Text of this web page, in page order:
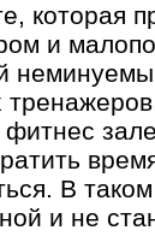
которая
и
фитнес
В
и не